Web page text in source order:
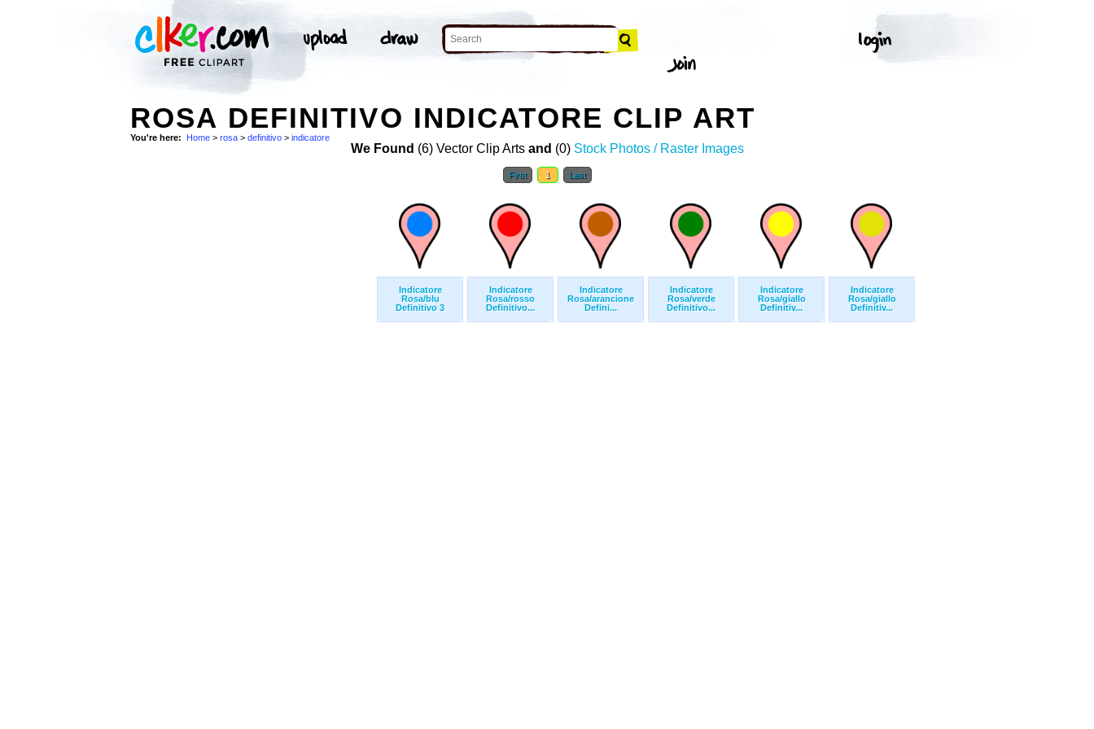
ROSA DEFINITIVO INDICATORE CLIP ART
You're here: Home > rosa > definitivo > indicatore
We Found (6) Vector Clip Arts and (0) Stock Photos / Raster Images
First 1 Last
Indicatore
Rosa/blu
Definitivo 3
Indicatore
Rosa/rosso
Definitivo...
Indicatore
Rosa/arancione
Defini...
Indicatore
Rosa/verde
Definitivo...
Indicatore
Rosa/giallo
Definitiv...
Indicatore
Rosa/giallo
Definitiv...